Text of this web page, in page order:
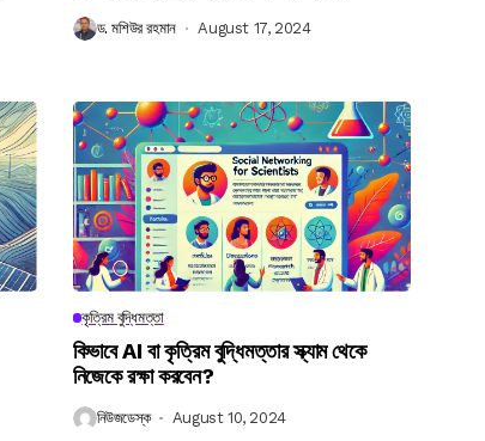
ড. মশিউর রহমান August 17, 2024
কৃত্রিম বুদ্ধিমত্তা
কিভাবে AI বা কৃত্রিম বুদ্ধিমত্তার স্ক্যাম থেকে
নিজেকে রক্ষা করবেন?
নিউজডেস্ক August 10, 2024